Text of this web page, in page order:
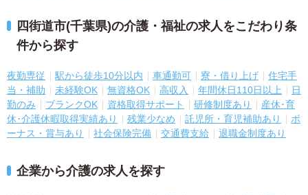
四街道市(千葉県)の介護・福祉の求人をこだわり条
件から探す
夜勤専従 駅から徒歩10分以内 車通勤可 寮・借り上げ
住宅手
当・補助
未経験OK 無資格OK 高収入 年間休日110日以上
日
勤のみ
ブランクOK 資格取得サポート 研修制度あり
産休･育
休･介護休暇取得実績あり
残業少なめ 託児所・育児補助あり
ボ
ーナス・賞与あり
社会保険完備 交通費支給 退職金制度あり
企業から介護の求人を探す